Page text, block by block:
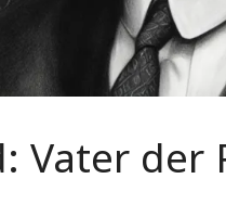
Vater der